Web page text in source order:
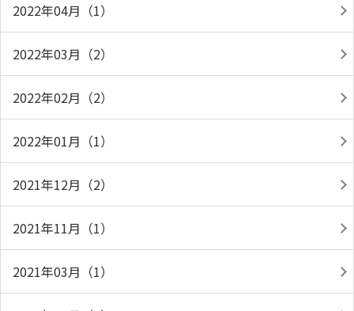
2022年04月（1）
2022年03月（2）
2022年02月（2）
2022年01月（1）
2021年12月（2）
2021年11月（1）
2021年03月（1）